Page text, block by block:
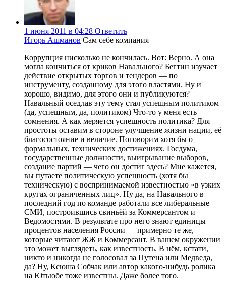
1 июня 2011 в 04:28 Ответить
Игорь Ашманов Сам себе компания
Коррупция нисколько не кончилась. Вот: Верно. А она
могла кончиться от криков Навального? Бегтин изучает
действие открытых торгов и тендеров — по
инструменту, созданному для этого властями. Ну и
хорошо, видимо, для этого они и публикуются?
Навальный оседлав эту тему стал успешным политиком
(да, успешным, да, политиком) Что-то у меня есть
сомнения. А как меряется успешность политика? Для
простоты оставим в стороне улучшение жизни нации, её
благосостояние и величие. Поговорим хотя бы о
формальных, технических достижениях. Госдума,
государственные должности, выигрывание выборов,
создание партий — чего он достиг здесь? Мне кажется,
вы путаете политическую успешность (хотя бы
техническую) с воспринимаемой известностью «в узких
кругах ограниченных лиц». Ну да, на Навального в
последний год по команде работали все либеральные
СМИ, построившись свиньёй за Коммерсантом и
Ведомостями. В результате про него знают единицы
процентов населения России — примерно те же,
которые читают ЖЖ и Коммерсант. В вашем окружении
это может выглядеть, как известность. В нём, кстати,
никто и никогда не голосовал за Путена или Медведа,
да? Ну, Ксюша Собчак или автор какого-нибудь ролика
на Ютьюбе тоже известны. Даже более того.